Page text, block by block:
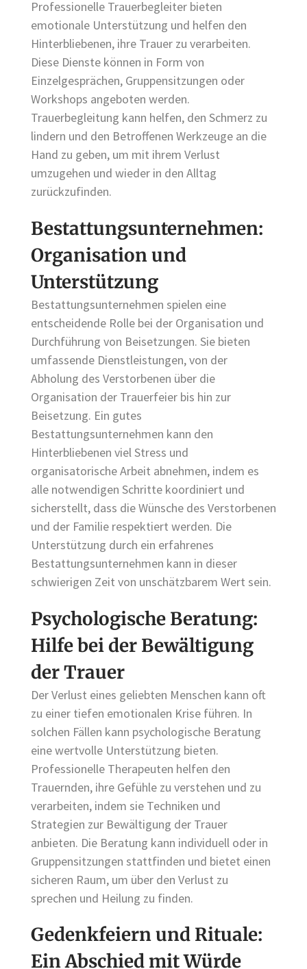
Professionelle Trauerbegleiter bieten
emotionale Unterstützung und helfen den
Hinterbliebenen, ihre Trauer zu verarbeiten.
Diese Dienste können in Form von
Einzelgesprächen, Gruppensitzungen oder
Workshops angeboten werden.
Trauerbegleitung kann helfen, den Schmerz zu
lindern und den Betroffenen Werkzeuge an die
Hand zu geben, um mit ihrem Verlust
umzugehen und wieder in den Alltag
zurückzufinden.
Bestattungsunternehmen:
Organisation und
Unterstützung
Bestattungsunternehmen spielen eine
entscheidende Rolle bei der Organisation und
Durchführung von Beisetzungen. Sie bieten
umfassende Dienstleistungen, von der
Abholung des Verstorbenen über die
Organisation der Trauerfeier bis hin zur
Beisetzung. Ein gutes
Bestattungsunternehmen kann den
Hinterbliebenen viel Stress und
organisatorische Arbeit abnehmen, indem es
alle notwendigen Schritte koordiniert und
sicherstellt, dass die Wünsche des Verstorbenen
und der Familie respektiert werden. Die
Unterstützung durch ein erfahrenes
Bestattungsunternehmen kann in dieser
schwierigen Zeit von unschätzbarem Wert sein.
Psychologische Beratung:
Hilfe bei der Bewältigung
der Trauer
Der Verlust eines geliebten Menschen kann oft
zu einer tiefen emotionalen Krise führen. In
solchen Fällen kann psychologische Beratung
eine wertvolle Unterstützung bieten.
Professionelle Therapeuten helfen den
Trauernden, ihre Gefühle zu verstehen und zu
verarbeiten, indem sie Techniken und
Strategien zur Bewältigung der Trauer
anbieten. Die Beratung kann individuell oder in
Gruppensitzungen stattfinden und bietet einen
sicheren Raum, um über den Verlust zu
sprechen und Heilung zu finden.
Gedenkfeiern und Rituale:
Ein Abschied mit Würde